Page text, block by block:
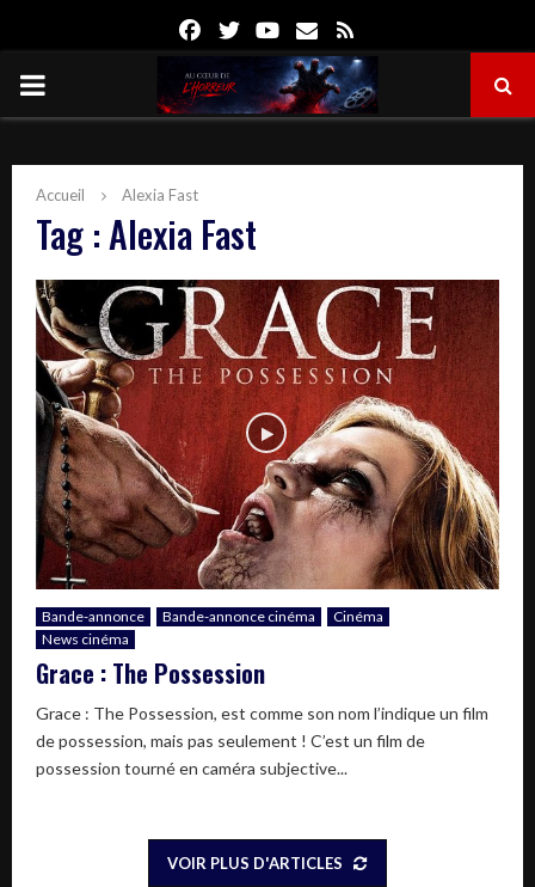
FacebookTwitterYoutube
Email
PRIMARY
Accueil Alexia Fast
Tag : Alexia Fast
Bande-annonce Bande-annonce cinéma
Cinéma
News cinéma
Grace : The Possession
Grace : The Possession, est comme son nom l’indique un film
de possession, mais pas seulement ! C’est un film de
possession tourné en caméra subjective...
VOIR PLUS D'ARTICLES